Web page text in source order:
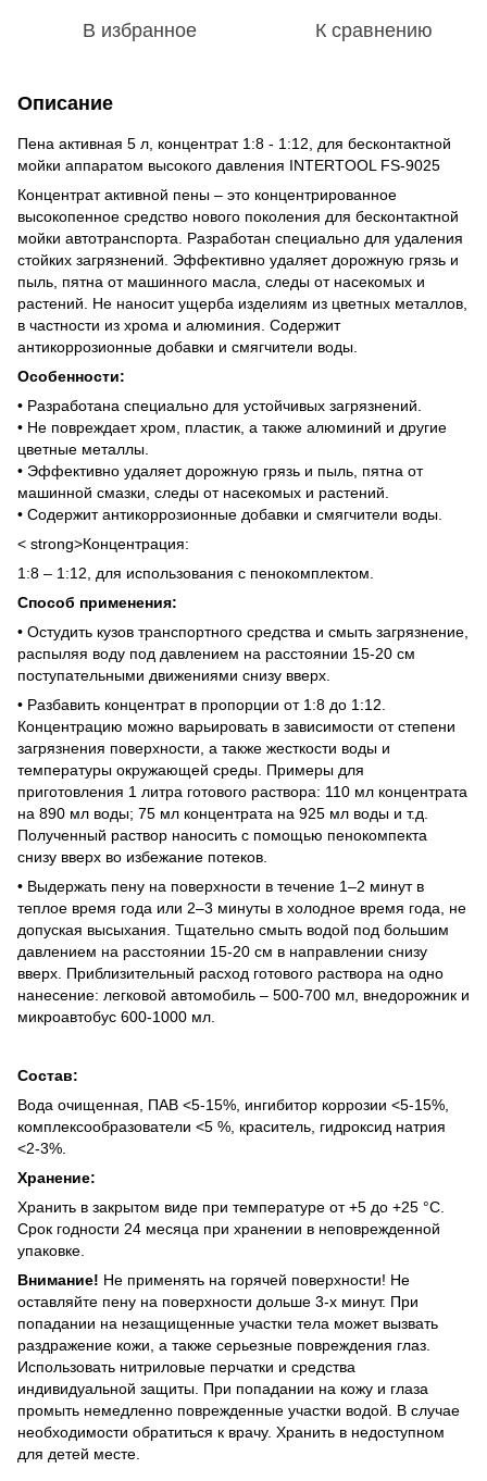
В избранное К сравнению
Описание
Пена активная 5 л, концентрат 1:8 - 1:12, для бесконтактной
мойки аппаратом высокого давления INTERTOOL FS-9025
Концентрат активной пены – это концентрированное
высокопенное средство нового поколения для бесконтактной
мойки автотранспорта. Разработан специально для удаления
стойких загрязнений. Эффективно удаляет дорожную грязь и
пыль, пятна от машинного масла, следы от насекомых и
растений. Не наносит ущерба изделиям из цветных металлов,
в частности из хрома и алюминия. Содержит
антикоррозионные добавки и смягчители воды.
Особенности:
• Разработана специально для устойчивых загрязнений.
• Не повреждает хром, пластик, а также алюминий и другие
цветные металлы.
• Эффективно удаляет дорожную грязь и пыль, пятна от
машинной смазки, следы от насекомых и растений.
• Содержит антикоррозионные добавки и смягчители воды.
< strong>Концентрация:
1:8 – 1:12, для использования с пенокомплектом.
Способ применения:
• Остудить кузов транспортного средства и смыть загрязнение,
распыляя воду под давлением на расстоянии 15-20 см
поступательными движениями снизу вверх.
• Разбавить концентрат в пропорции от 1:8 до 1:12.
Концентрацию можно варьировать в зависимости от степени
загрязнения поверхности, а также жесткости воды и
температуры окружающей среды. Примеры для
приготовления 1 литра готового раствора: 110 мл концентрата
на 890 мл воды; 75 мл концентрата на 925 мл воды и т.д.
Полученный раствор наносить с помощью пенокомпекта
снизу вверх во избежание потеков.
• Выдержать пену на поверхности в течение 1–2 минут в
теплое время года или 2–3 минуты в холодное время года, не
допуская высыхания. Тщательно смыть водой под большим
давлением на расстоянии 15-20 см в направлении снизу
вверх. Приблизительный расход готового раствора на одно
нанесение: легковой автомобиль – 500-700 мл, внедорожник и
микроавтобус 600-1000 мл.
Состав:
Вода очищенная, ПАВ <5-15%, ингибитор коррозии <5-15%,
комплексообразователи <5 %, краситель, гидроксид натрия
<2-3%.
Хранение:
Хранить в закрытом виде при температуре от +5 до +25 °С.
Срок годности 24 месяца при хранении в неповрежденной
упаковке.
Внимание! Не применять на горячей поверхности! Не
оставляйте пену на поверхности дольше 3-х минут. При
попадании на незащищенные участки тела может вызвать
раздражение кожи, а также серьезные повреждения глаз.
Использовать нитриловые перчатки и средства
индивидуальной защиты. При попадании на кожу и глаза
промыть немедленно поврежденные участки водой. В случае
необходимости обратиться к врачу. Хранить в недоступном
для детей месте.